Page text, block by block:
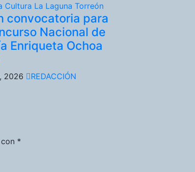
Cultura La Laguna Torreón
convocatoria para
Nacional de
Enriqueta Ochoa
2026 REDACCIÓN
*